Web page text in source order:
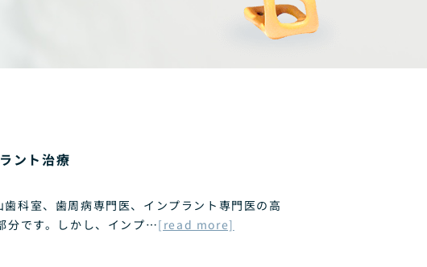
ント治療
科室、歯周病専門医、インプラント専門医の高
分です。しかし、インプ…[read more]